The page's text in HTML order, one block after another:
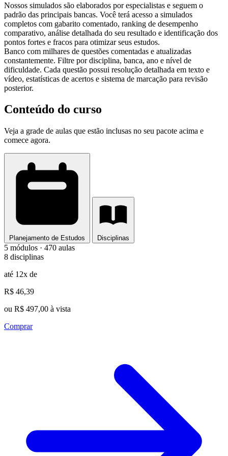
Nossos simulados são elaborados por especialistas e seguem o
padrão das principais bancas. Você terá acesso a simulados
completos com gabarito comentado, ranking de desempenho
comparativo, análise detalhada do seu resultado e identificação dos
pontos fortes e fracos para otimizar seus estudos.
Banco com milhares de questões comentadas e atualizadas
constantemente. Filtre por disciplina, banca, ano e nível de
dificuldade. Cada questão possui resolução detalhada em texto e
vídeo, estatísticas de acertos e sistema de marcação para revisão
posterior.
Conteúdo do curso
Veja a grade de aulas que estão inclusas no seu pacote acima e
comece agora.
Planejamento de Estudos Disciplinas
5 módulos · 470 aulas
8 disciplinas
até 12x de
R$ 46,39
ou R$ 497,00 à vista
Comprar